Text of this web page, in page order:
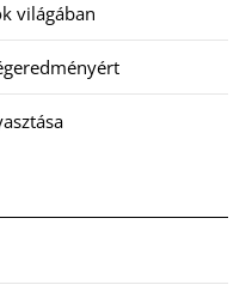
világában